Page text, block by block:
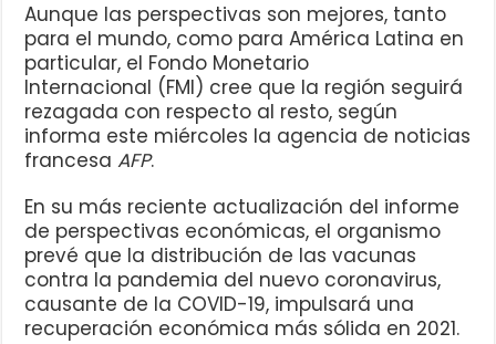
Aunque las perspectivas son mejores, tanto
para el mundo, como para América Latina en
particular, el Fondo Monetario
Internacional (FMI) cree que la región seguirá
rezagada con respecto al resto, según
informa este miércoles la agencia de noticias
francesaAFP.
En su más reciente actualización del informe
de perspectivas económicas, el organismo
prevé que la distribución de las vacunas
contra la pandemia del nuevo coronavirus,
causante de la COVID-19, impulsará una
recuperación económica más sólida en 2021.